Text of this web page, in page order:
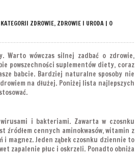
ZDROWIE, ZDROWIE I URODA | 0
Warto wówczas silnej zadbać o zdrowie,
powszechności suplementów diety, coraz
babcie. Bardziej naturalne sposoby nie
na dłużej. Poniżej lista najlepszych
i bakteriami. Zawarta w czosnku
źródłem cennych aminokwasów, witamin z
i magnez. Jeden ząbek czosnku dziennie to
zapalenie płuc i oskrzeli. Ponadto obniża